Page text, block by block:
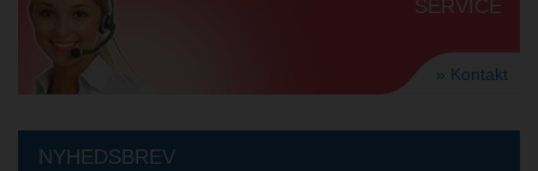
SERVICE
» Kontakt
NYHEDSBREV